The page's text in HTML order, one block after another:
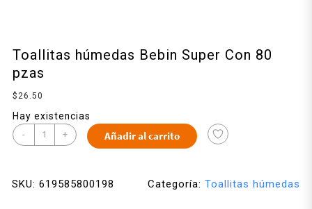
Toallitas húmedas Bebin Super Con 80
pzas
$26.50
Hay existencias
- + Añadir al carrito
SKU: 619585800198 Categoría: Toallitas húmedas